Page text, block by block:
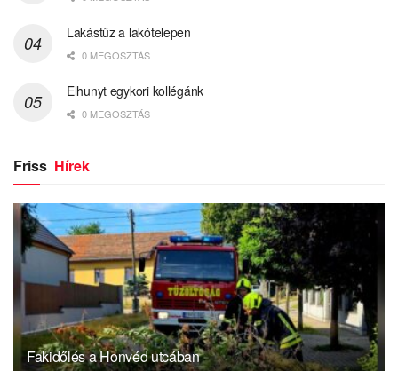
Lakástűz a lakótelepen
0 MEGOSZTÁS
Elhunyt egykori kollégánk
0 MEGOSZTÁS
Friss Hírek
Fakidőlés a Honvéd utcában